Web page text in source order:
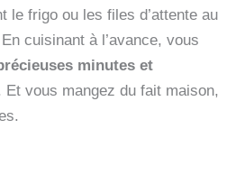
le frigo ou les files d’attente au
cuisinant à l’avance, vous
minutes et
Et vous mangez du fait maison,